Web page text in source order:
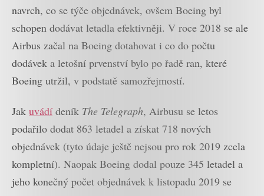
navrch, co se týče objednávek, ovšem Boeing byl
schopen dodávat letadla efektivněji. V roce 2018 se ale
Airbus začal na Boeing dotahovat i co do počtu
dodávek a letošní prvenství bylo po řadě ran, které
Boeing utržil, v podstatě samozřejmostí.
Jak uvádí deník The Telegraph, Airbusu se letos
podařilo dodat 863 letadel a získat 718 nových
objednávek (tyto údaje ještě nejsou pro rok 2019 zcela
kompletní). Naopak Boeing dodal pouze 345 letadel a
jeho konečný počet objednávek k listopadu 2019 se